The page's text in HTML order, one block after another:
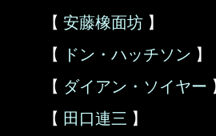
【 安藤橡面坊 】
【
ドン・ハッチソン 】
【 ダイアン・ソイヤー
【 田口連三 】